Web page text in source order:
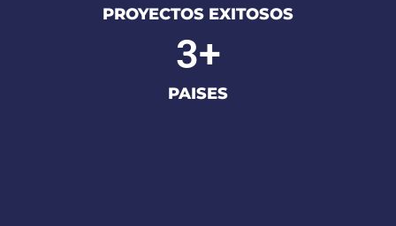
PROYECTOS EXITOSOS
PAISES
3+